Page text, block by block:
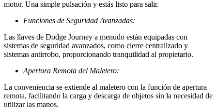
motor. Una simple pulsación y estás listo para salir.
Funciones de Seguridad Avanzadas:
Las llaves de Dodge Journey a menudo están equipadas con
sistemas de seguridad avanzados, como cierre centralizado y
sistemas antirrobo, proporcionando tranquilidad al propietario.
Apertura Remota del Maletero:
La conveniencia se extiende al maletero con la función de apertura
remota, facilitando la carga y descarga de objetos sin la necesidad de
utilizar las manos.